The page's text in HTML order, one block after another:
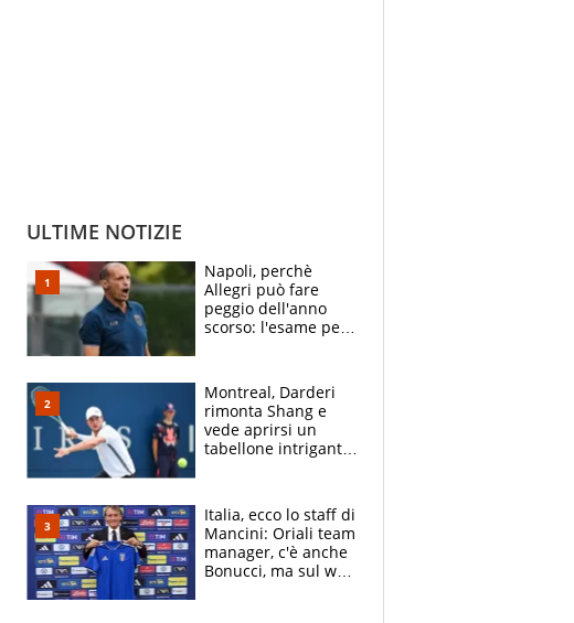
ULTIME NOTIZIE
Napoli, perchè
Allegri può fare
peggio dell'anno
scorso: l'esame per
Monopoly
Montreal, Darderi
rimonta Shang e
vede aprirsi un
tabellone intrigante:
felice del mio livello"
Italia, ecco lo staff di
Mancini: Oriali team
manager, c'è anche
Bonucci, ma sul web